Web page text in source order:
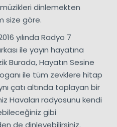
dinlemekten
size göre.
yılında Radyo 7
ile yayın hayatına
Burada, Hayatın Sesine
ile tüm zevklere hitap
çatı altında toplayan bir
Havaları radyosunu kendi
gibi